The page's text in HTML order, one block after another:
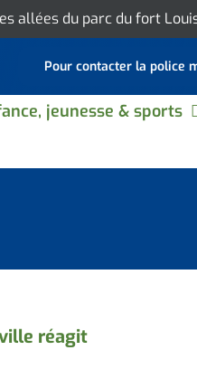
allées du parc du fort
Pour contacter la police
jeunesse & sports
réagit